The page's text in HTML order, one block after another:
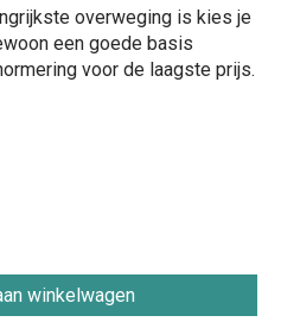
overweging is kies je
een goede basis
voor de laagste prijs.
winkelwagen